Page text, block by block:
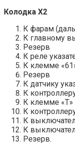
Колодка Х2
К фарам
К главному
Резерв
К реле
К клемме
Резерв
К датчику
К
К клемме «Т»
К
К
К
Резерв.